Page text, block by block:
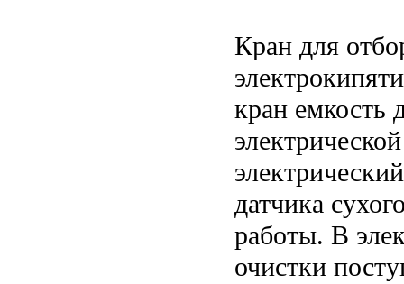
Кран для
кран емкость
датчика
работы. В
очистки